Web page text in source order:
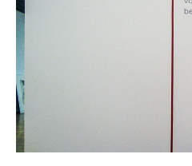
Sponsors, Projects
News